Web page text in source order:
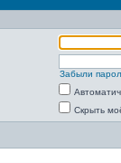
Забыли
Скрыть